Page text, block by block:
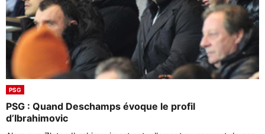
PSG
PSG : Quand Deschamps évoque le profil
d’Ibrahimovic